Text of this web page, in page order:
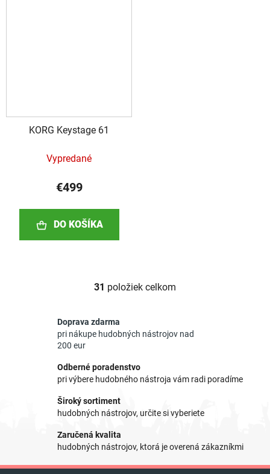
KORG Keystage 61
Vypredané
€499
DO KOŠÍKA
O
á
c
i
p
k
y
31 položiek celkom
Doprava zdarma
pri nákupe hudobných nástrojov nad
200 eur
Odberné poradenstvo
pri výbere hudobného nástroja vám radi poradíme
Široký sortiment
hudobných nástrojov, určite si vyberiete
Zaručená kvalita
hudobných nástrojov, ktorá je overená zákazníkmi